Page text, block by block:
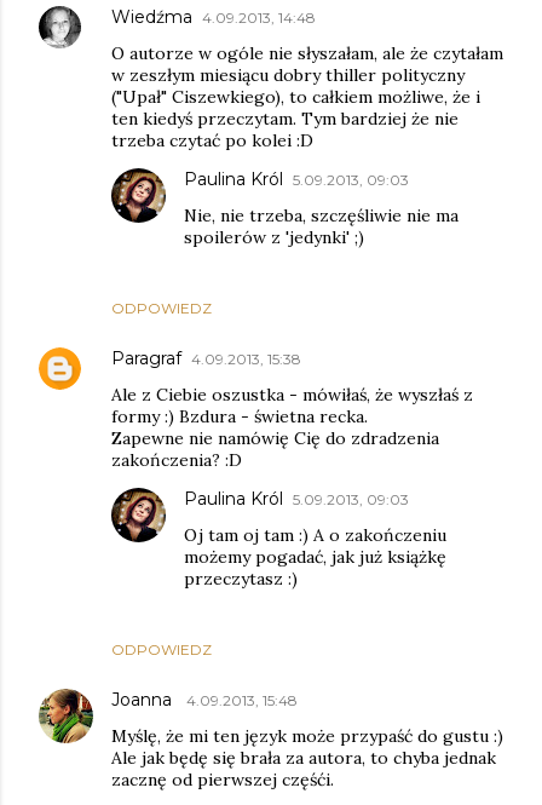
Wiedźma 4.09.2013, 14:48
O autorze w ogóle nie słyszałam, ale że czytałam
w zeszłym miesiącu dobry thiller polityczny
("Upał" Ciszewkiego), to całkiem możliwe, że i
ten kiedyś przeczytam. Tym bardziej że nie
trzeba czytać po kolei :D
ODPOWIEDZ
Paulina Król 5.09.2013, 09:03
Nie, nie trzeba, szczęśliwie nie ma
spoilerów z 'jedynki' ;)
Paragraf 4.09.2013, 15:38
Ale z Ciebie oszustka - mówiłaś, że wyszłaś z
formy :) Bzdura - świetna recka.
Zapewne nie namówię Cię do zdradzenia
zakończenia? :D
ODPOWIEDZ
Paulina Król 5.09.2013, 09:03
Oj tam oj tam :) A o zakończeniu
możemy pogadać, jak już książkę
przeczytasz :)
Joanna 4.09.2013, 15:48
Myślę, że mi ten język może przypaść do gustu :)
Ale jak będę się brała za autora, to chyba jednak
zacznę od pierwszej częśći.